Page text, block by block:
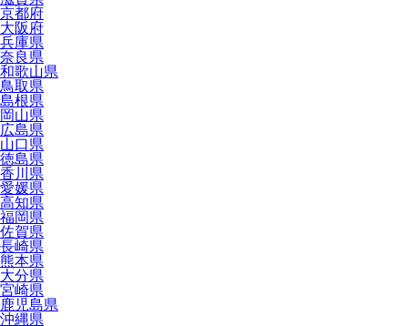
京都府
大阪府
兵庫県
奈良県
和歌山県
鳥取県
島根県
岡山県
広島県
山口県
徳島県
香川県
愛媛県
高知県
福岡県
佐賀県
長崎県
熊本県
大分県
宮崎県
鹿児島県
沖縄県